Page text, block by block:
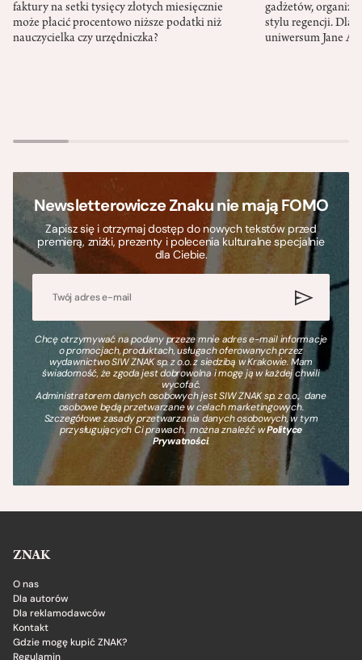
faktury na setki tysięcy złotych miesięcznie
może płacić procentowo niższe podatki niż
nauczycielka czy urzędniczka?
gadżetów,
stylu regencji.
uniwersum Jane
Newsletterowicze Znaku nie mają FOMO
Zapisz się i otrzymaj dostęp do nowych tekstów przed
premierą, zniżki, prezenty i polecenia kulturalne specjalnie
dla Ciebie.
Chcę otrzymywać na podany przeze mnie adres e-mail informacje
o promocjach, produktach, usługach oferowanych przez
wydawnictwo SIW ZNAK sp. z o.o. z siedzibą w Krakowie. Mam
świadomość, że zgoda jest dobrowolna i mogę ją w każdej chwili
wycofać.
Administratorem danych osobowych jest SIW ZNAK sp. z o.o., dane
osobowe będą przetwarzane w celach marketingowych.
Szczegółowe zasady przetwarzania danych osobowych, w tym
przysługujących Ci prawach, można znaleźć wPolityce
Prywatności.
ZNAK
O nas
Dla autorów
Dla reklamodawców
Kontakt
Gdzie mogę kupić ZNAK?
Regulamin